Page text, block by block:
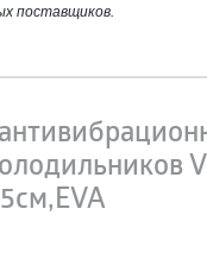
поставщиков.